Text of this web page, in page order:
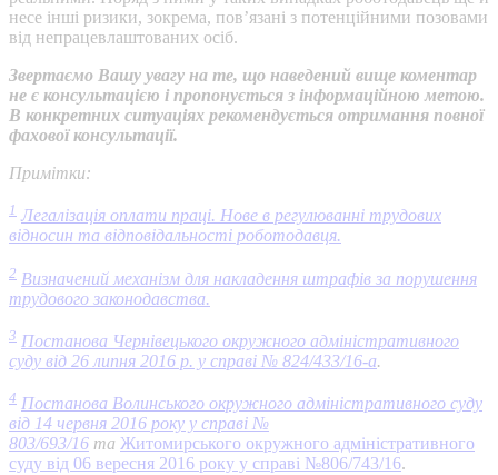
несе інші ризики, зокрема, пов’язані з потенційними позовами
від непрацевлаштованих осіб.
Звертаємо Вашу увагу на те, що наведений вище коментар
не є консультацією і пропонується з інформаційною метою.
В конкретних ситуаціях рекомендується отримання повної
фахової консультації.
Примітки:
1 Легалізація оплати праці. Нове в регулюванні трудових
відносин та відповідальності роботодавця.
2 Визначений механізм для накладення штрафів за порушення
трудового законодавства.
3 Постанова Чернівецького окружного адміністративного
суду від 26 липня 2016 р. у справі № 824/433/16-а.
4 Постанова Волинського окружного адміністративного суду
від 14 червня 2016 року у справі №
803/693/16 та Житомирського окружного адміністративного
суду від 06 вересня 2016 року у справі №806/743/16.